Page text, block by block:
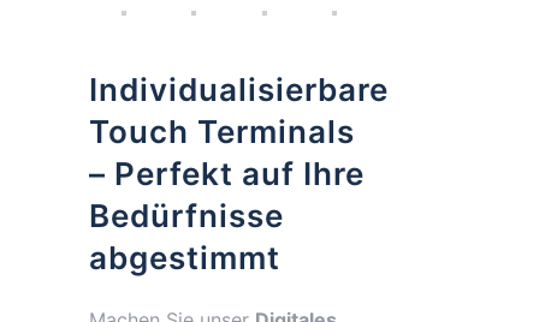
Individualisierbare
Touch Terminals
– Perfekt auf Ihre
Bedürfnisse
abgestimmt